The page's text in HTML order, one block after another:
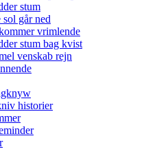
stum
går ned
vrimlende
stum bag kvist
venskab rejn
historier